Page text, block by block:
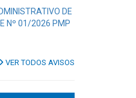
DE
Nº 01/2026 PMP
VER TODOS AVISOS